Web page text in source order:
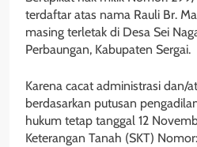
terdaftar atas nama Rauli Br.
masing terletak di Desa Sei
Perbaungan, Kabupaten Sergai.
Karena cacat administrasi dan/
berdasarkan putusan
hukum tetap tanggal 12
Keterangan Tanah (SKT)